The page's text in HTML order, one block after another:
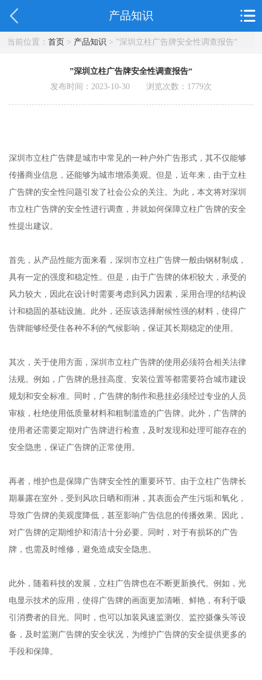
产品知识
当前位置： 首页> 产品知识 > ”深圳立柱广告牌安全性调查报告“
”深圳立柱广告牌安全性调查报告“
发布时间：2023-10-30 浏览次数： 1779次
深圳市立柱广告牌是城市中常见的一种户外广告形式，其不仅能够
传播商业信息，还能够为城市增添美观。但是，近年来，由于立柱
广告牌的安全性问题引发了社会公众的关注。为此，本文将对深圳
市立柱广告牌的安全性进行调查，并就如何保障立柱广告牌的安全
性提出建议。
首先，从产品性能方面来看，深圳市立柱广告牌一般由钢材制成，
具有一定的强度和稳定性。但是，由于广告牌的体积较大，承受的
风力较大，因此在设计时需要考虑到风力因素，采用合理的结构设
计和稳固的基础设施。此外，还应该选择耐候性强的材料，使得广
告牌能够经受住各种不利的气候影响，保证其长期稳定的使用。
其次，关于使用方面，深圳市立柱广告牌的使用必须符合相关法律
法规。例如，广告牌的悬挂高度、安装位置等都需要符合城市建设
规划和安全标准。同时，广告牌的制作和悬挂必须经过专业的人员
审核，杜绝使用低质量材料和粗制滥造的广告牌。此外，广告牌的
使用者还需要定期对广告牌进行检查，及时发现和处理可能存在的
安全隐患，保证广告牌的正常使用。
再者，维护也是保障广告牌安全性的重要环节。由于立柱广告牌长
期暴露在室外，受到风吹日晒和雨淋，其表面会产生污垢和氧化，
导致广告牌的美观度降低，甚至影响广告信息的传播效果。因此，
对广告牌的定期维护和清洁十分必要。同时，对于有损坏的广告
牌，也需及时维修，避免造成安全隐患。
此外，随着科技的发展，立柱广告牌也在不断更新换代。例如，光
电显示技术的应用，使得广告牌的画面更加清晰、鲜艳，有利于吸
引消费者的目光。同时，也可以加装风速监测仪、监控摄像头等设
备，及时监测广告牌的安全状况，为维护广告牌的安全提供更多的
手段和保障。